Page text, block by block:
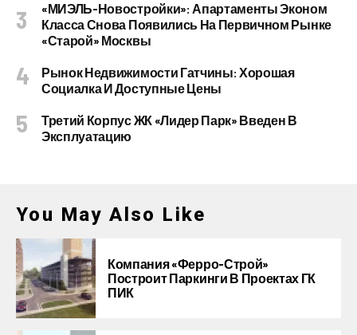
«МИЭЛЬ-Новостройки»: Апартаменты Эконом
Класса Снова Появились На Первичном Рынке
«старой» Москвы
Рынок Недвижимости Гатчины: Хорошая
Социалка И Доступные Цены
Третий Корпус ЖК «Лидер Парк» Введен В
Эксплуатацию
You May Also Like
Компания «Ферро-Строй»
Построит Паркинги В Проектах ГК
ПИК